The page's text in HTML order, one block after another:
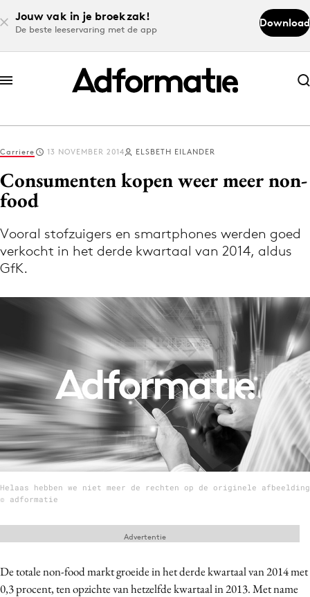
Jouw vak in je broekzak!
De beste leeservaring met de app
Download
Abonneer nu
Abonneer nu
Log in
Volg het laatste nieuws via de Adformatie
Nieuws app
Menu
Home
9 sept: GenAI-training
12 nov: MarketingLive!
Adverteren
Events
Opleidingen
Topics
Carriere 13 NOVEMBER 2014 ELSBETH EILANDER
Consumenten kopen weer meer non-
food
Vooral stofzuigers en smartphones werden goed
verkocht in het derde kwartaal van 2014, aldus
GfK.
Helaas hebben we niet meer de rechten op de originele afbeelding
© adformatie
De totale non-food markt groeide in het derde kwartaal van 2014 met
0,3 procent, tenopzichte van hetzelfde kwartaal in 2013.Met name
Advertentie